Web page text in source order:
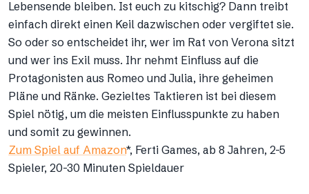
Lebensende bleiben. Ist euch zu kitschig? Dann treibt
einfach direkt einen Keil dazwischen oder vergiftet sie.
So oder so entscheidet ihr, wer im Rat von Verona sitzt
und wer ins Exil muss. Ihr nehmt Einfluss auf die
Protagonisten aus Romeo und Julia, ihre geheimen
Pläne und Ränke. Gezieltes Taktieren ist bei diesem
Spiel nötig, um die meisten Einflusspunkte zu haben
und somit zu gewinnen.
Zum Spiel auf Amazon*, Ferti Games, ab 8 Jahren, 2-5
Spieler, 20-30 Minuten Spieldauer